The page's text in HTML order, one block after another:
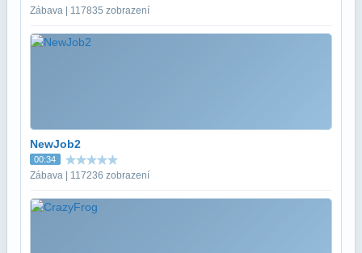
Zábava | 117835 zobrazení
NewJob2
00:34
Zábava | 117236 zobrazení